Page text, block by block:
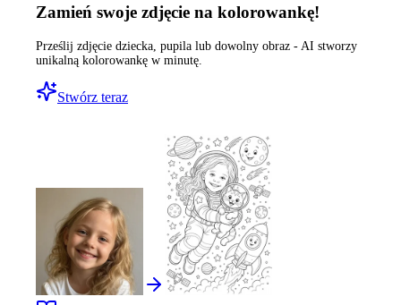
Zamień swoje zdjęcie na kolorowankę!
Prześlij zdjęcie dziecka, pupila lub dowolny obraz - AI stworzy
unikalną kolorowankę w minutę.
Stwórz teraz